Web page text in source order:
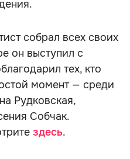
собрал всех своих
он выступил с
тех, кто
момент — среди
Рудковская,
Собчак.
здесь.